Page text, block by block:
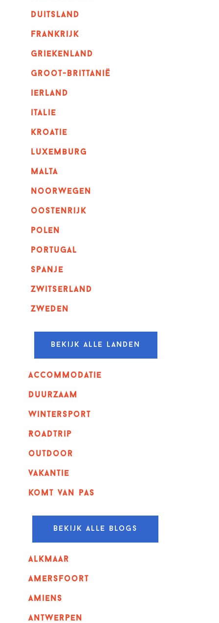
duitsland
frankrijk
griekenland
Groot-Brittanië
ierland
italie
kroatie
luxemburg
malta
noorwegen
oostenrijk
polen
portugal
spanje
zwitserland
zweden
Bekijk alle landen
Accommodatie
Duurzaam
wintersport
Roadtrip
outdoor
vakantie
komt van pas
Bekijk alle blogs
alkmaar
amersfoort
amiens
Antwerpen